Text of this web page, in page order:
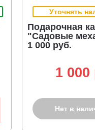
Уточнять
Подарочная
"Садовые
1 000 руб.
1 000
Нет в